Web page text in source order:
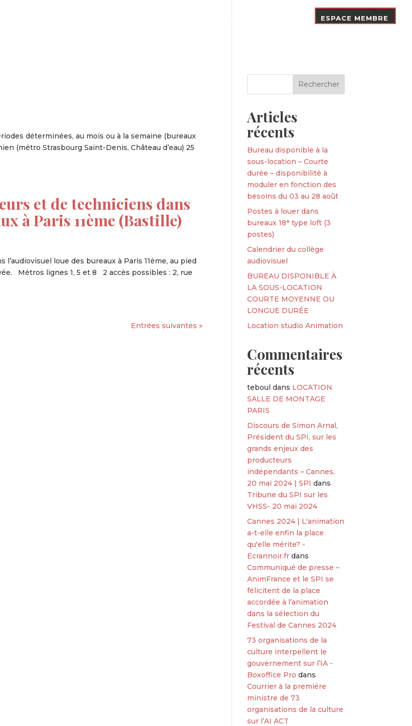
Nos Adhérents ESPACE MEMBRE
déterminées, au mois ou à la semaine (bureaux
(métro Strasbourg Saint-Denis, Château d’eau) 25
et de techniciens dans
à Paris 11ème (Bastille)
loue des bureaux à Paris 11ème, au pied
Métros lignes 1, 5 et 8 2 accès possibles : 2, rue
Entrées suivantes »
Articles
récents
Bureau disponible à la
sous-location – Courte
durée – disponibilité à
moduler en fonction des
besoins du 03 au 28 août
Postes à louer dans
bureaux 18ᵉ type loft (3
postes)
Calendrier du collège
audiovisuel
BUREAU DISPONIBLE À
LA SOUS-LOCATION
COURTE MOYENNE OU
LONGUE DURÉE
Location studio Animation
Commentaires
récents
teboul dans LOCATION
SALLE DE MONTAGE
PARIS
Discours de Simon Arnal,
Président du SPI, sur les
grands enjeux des
producteurs
indépendants – Cannes,
20 mai 2024 | SPI dans
Tribune du SPI sur les
VHSS- 20 mai 2024
Cannes 2024 | L'animation
a-t-elle enfin la place
qu'elle mérite? -
Ecrannoir.fr dans
Communiqué de presse –
AnimFrance et le SPI se
félicitent de la place
accordée à l’animation
dans la sélection du
Festival de Cannes 2024
73 organisations de la
culture interpellent le
gouvernement sur l’IA -
Boxoffice Pro dans
Courrier à la première
ministre de 73
organisations de la culture
sur l’AI ACT